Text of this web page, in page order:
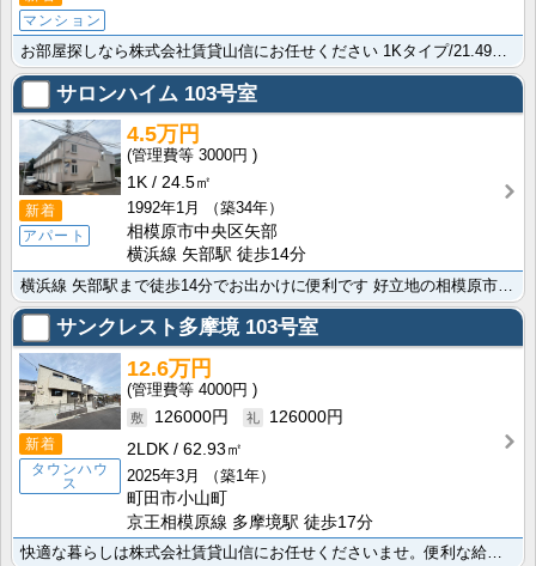
マンション
サロンハイム 103号室
新着
アパート
4.5万円
3000円
1K
24.5㎡
1992年1月
（築34年）
相模原市中央区矢部
横浜線 矢部駅 徒歩14分
サンクレスト多摩境103号室
新着
タウンハウ
ス
12.6万円
4000円
126000円
126000円
2LDK
62.93㎡
2025年3月
（築1年）
町田市小山町
京王相模原線 多摩境駅 徒歩17分
快適な暮らしは株式会社賃貸山信にお任せくださいませ。便利な給湯を備えた素敵な物件です。ガスコンロ設置･･･